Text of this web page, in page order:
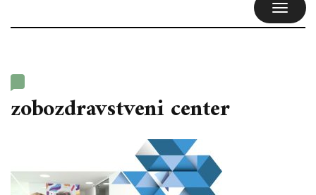
zobozdravstveni center